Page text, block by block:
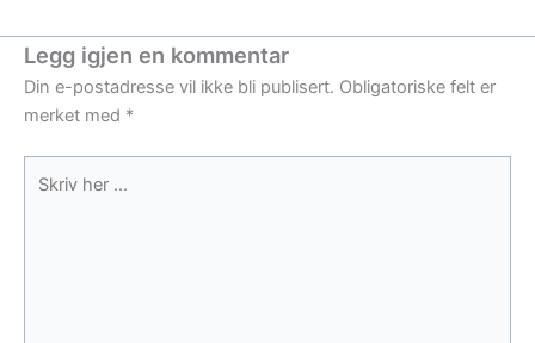
Legg igjen en kommentar
Din e-postadresse vil ikke bli publisert. Obligatoriske felt er
merket med *
her